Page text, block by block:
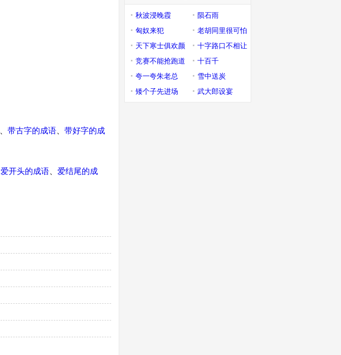
带古字的成语
带好字的成
爱开头的成语
爱结尾的成
秋波浸晚霞
陨石雨
匈奴来犯
老胡同里很可怕
天下寒士俱欢颜
十字路口不相让
竞赛不能抢跑道
十百千
夸一夸朱老总
雪中送炭
矮个子先进场
武大郎设宴